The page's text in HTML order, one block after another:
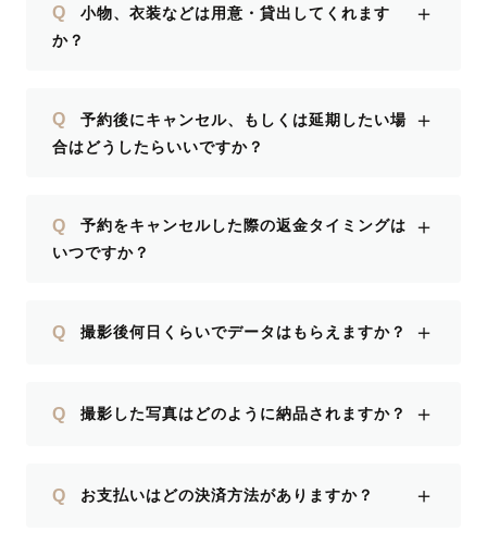
Q
小物、衣装などは用意・貸出してくれます
か？
＋
Q
予約後にキャンセル、もしくは延期したい場
合はどうしたらいいですか？
＋
Q
予約をキャンセルした際の返金タイミングは
いつですか？
＋
Q 撮影後何日くらいでデータはもらえますか？ ＋
Q 撮影した写真はどのように納品されますか？ ＋
Q お支払いはどの決済方法がありますか？ ＋